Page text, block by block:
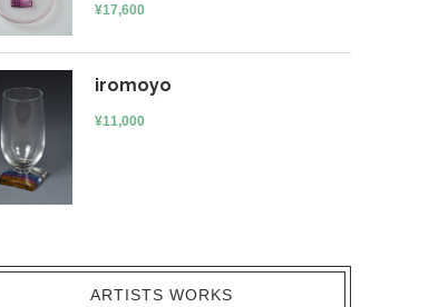
¥17,600
iromoyo
¥11,000
ARTISTS WORKS